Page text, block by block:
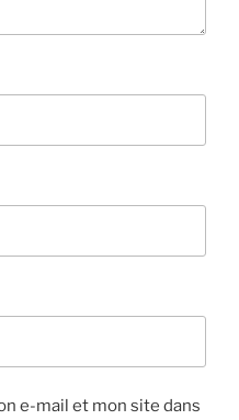
e-mail et mon site dans